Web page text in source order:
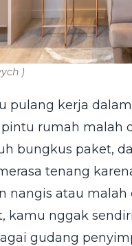
)
pulang kerja
rumah
bungkus paket,
tenang
nangis atau
kamu nggak
gudang